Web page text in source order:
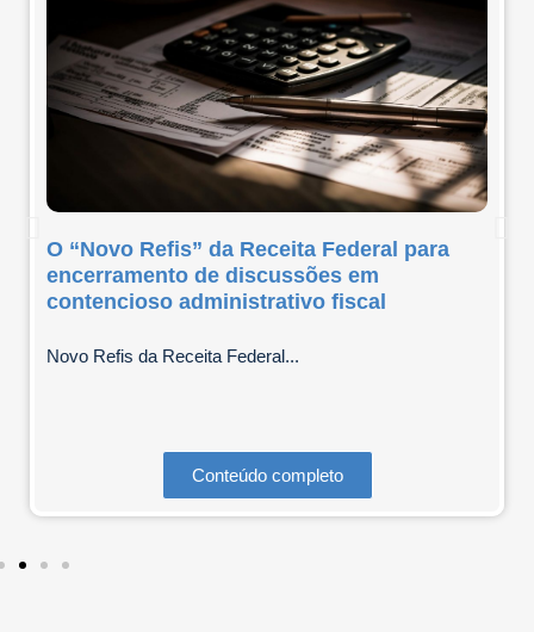
O “Novo Refis” da Receita Federal para
encerramento de discussões em
contencioso administrativo fiscal
Novo Refis da Receita Federal...
Conteúdo completo